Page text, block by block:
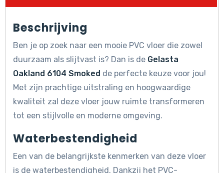
Beschrijving
Ben je op zoek naar een mooie PVC vloer die zowel
duurzaam als slijtvast is? Dan is de Gelasta
Oakland 6104 Smoked de perfecte keuze voor jou!
Met zijn prachtige uitstraling en hoogwaardige
kwaliteit zal deze vloer jouw ruimte transformeren
tot een stijlvolle en moderne omgeving.
Waterbestendigheid
Een van de belangrijkste kenmerken van deze vloer
is de waterbestendigheid. Dankzij het PVC-